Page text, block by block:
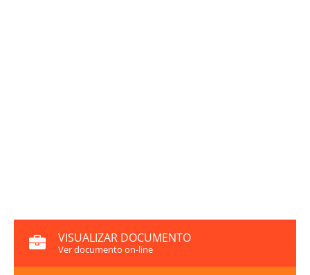
VISUALIZAR DOCUMENTO
Ver documento on-line